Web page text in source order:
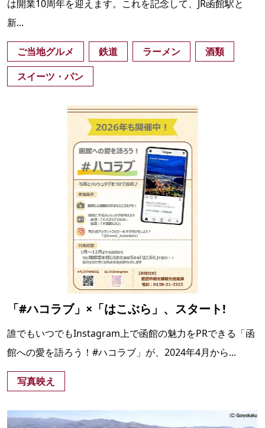
は開業10周年を迎えます。これを記念して、JR函館駅と
新...
ご当地グルメ 鉄道 ラーメン
酒類
スイーツ・パン
「#ハコラブ」×「はこぶら」、スタート!
誰でもいつでもInstagram上で函館の魅力をPRできる「函
館への愛を語ろう！#ハコラブ」が、2024年4月から...
写真映え